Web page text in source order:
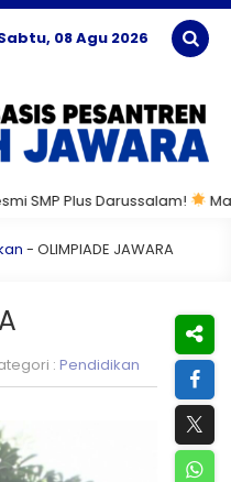
08 Agu 2026
Darussalam! Mari
- OLIMPIADE JAWARA
: Pendidikan